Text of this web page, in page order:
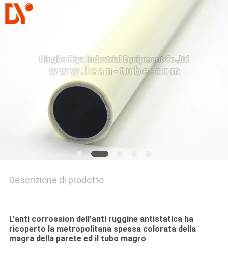
MAPPA
PRIVACY
POLICY
Descrizione di prodotto
L'anti corrossion dell'anti ruggine antistatica ha
ricoperto la metropolitana spessa colorata della
magra della parete ed il tubo magro